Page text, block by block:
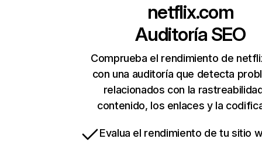
netflix.com
Auditoría SEO
Comprueba el rendimiento de
con una auditoría que detecta
relacionados con la
contenido, los enlaces y la
Evalua el rendimiento de tu sitio